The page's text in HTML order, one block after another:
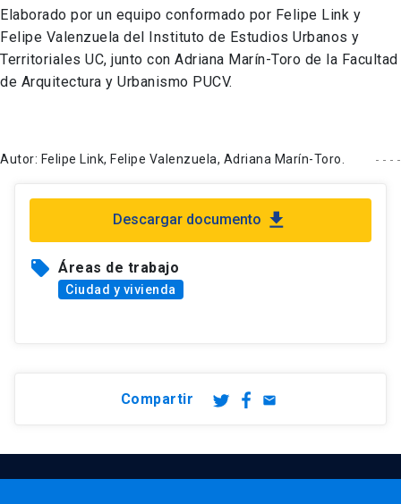
Elaborado por un equipo conformado por Felipe Link y
Felipe Valenzuela del Instituto de Estudios Urbanos y
Territoriales UC, junto con Adriana Marín-Toro de la Facultad
de Arquitectura y Urbanismo PUCV.
Autor: Felipe Link, Felipe Valenzuela, Adriana Marín-Toro.
Descargar documento file_download
local_offer Áreas de trabajo
Ciudad y vivienda
Compartir email